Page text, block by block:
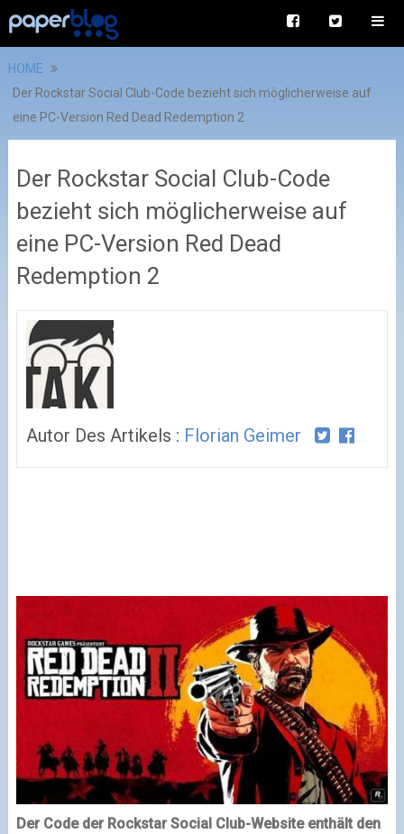
HOME
Der Rockstar Social Club-Code bezieht sich möglicherweise auf
eine PC-Version Red Dead Redemption 2
Der Rockstar Social Club-Code
bezieht sich möglicherweise auf
eine PC-Version Red Dead
Redemption 2
Autor Des Artikels : Florian Geimer
Der Code der Rockstar Social Club-Website enthält den